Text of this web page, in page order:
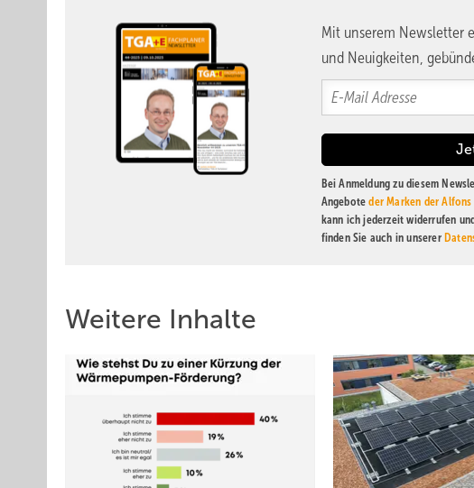
Mit unserem Newsletter
und Neuigkeiten,
Bei Anmeldung zu diesem
Angeboteder Marken der
kann ich jederzeit widerrufen
finden Sie auch in unserer
Weitere Inhalte